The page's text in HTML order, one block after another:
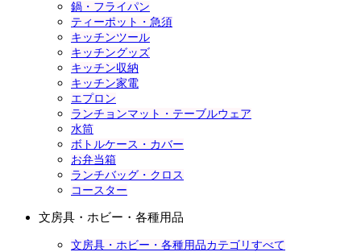
鍋・フライパン
ティーポット・急須
キッチンツール
キッチングッズ
キッチン収納
キッチン家電
エプロン
ランチョンマット・テーブルウェア
水筒
ボトルケース・カバー
お弁当箱
ランチバッグ・クロス
コースター
文房具・ホビー・各種用品
文房具・ホビー・各種用品カテゴリすべて